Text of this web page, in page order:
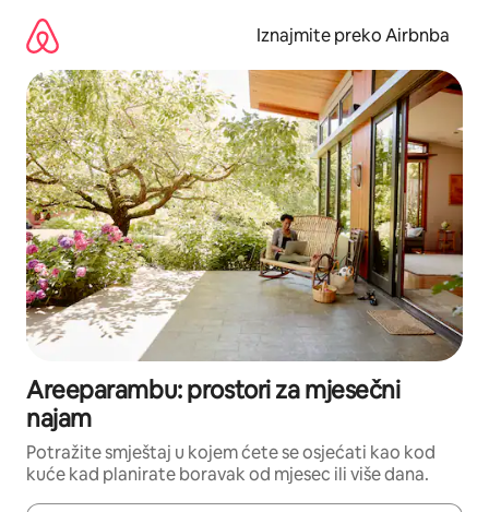
sadržaj
Iznajmite preko Airbnba
Areeparambu: prostori za mjesečni
najam
Potražite smještaj u kojem ćete se osjećati kao kod
kuće kad planirate boravak od mjesec ili više dana.